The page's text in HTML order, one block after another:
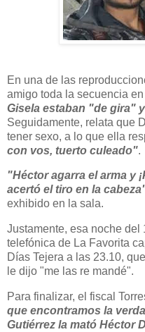
En una de las
amigo toda la secuencia
Gisela estaban "de gira"
Seguidamente, relata que
tener sexo, a lo que ella
con vos, tuerto culeado".
"Héctor agarra el arma y
acertó el tiro en la
exhibido en la sala.
Justamente, esa noche
telefónica de La Favorita
Días Tejera a las 23.10,
le dijo "me las re mandé".
Para finalizar, el fiscal
que encontramos la
Gutiérrez la mató Héctor